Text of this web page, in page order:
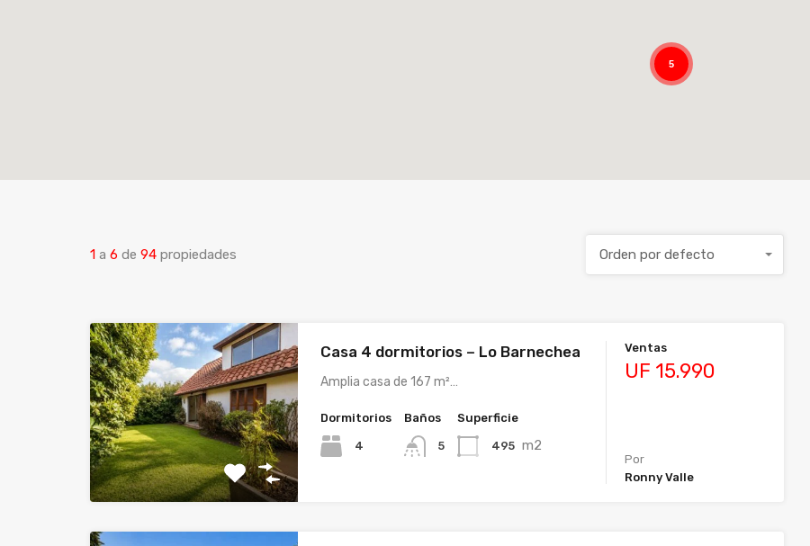
5
1 a 6 de 94 propiedades Orden por defecto
Casa 4 dormitorios – Lo Barnechea
Amplia casa de 167 m²…
Dormitorios
4
Baños
5
Superficie
495 m2
Ventas
UF 15.990
Por
Ronny Valle